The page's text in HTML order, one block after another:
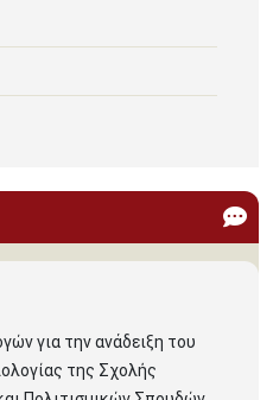
για την ανάδειξη του
της Σχολής